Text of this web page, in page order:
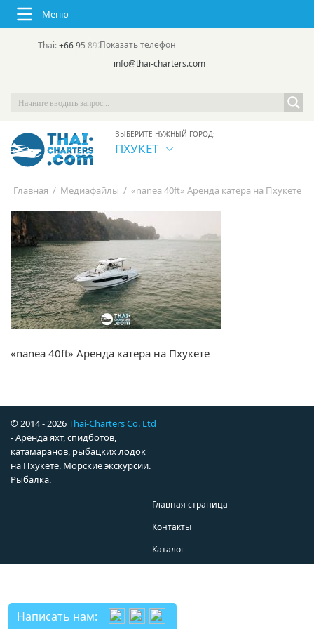
Меню
Thai:+66 95 892 7646(rus/eng) | в России:
Показать телефон
info@thai-charters.com
ВЫБЕРИТЕ НУЖНЫЙ ГОРОД:
ПХУКЕТ
Главная / Медиафайлы / «nanea 40ft» Аренда катера на Пхукете
«nanea 40ft» Аренда катера на Пхукете
© 2014 - 2026Thai-Charters Co. Ltd
- Аренда яхт, спидботов,
катамаранов, рыбацких лодок
на Пхукете. Морские экскурсии.
Рыбалка.
Главная страница
Контакты
Каталог
Написать нам: